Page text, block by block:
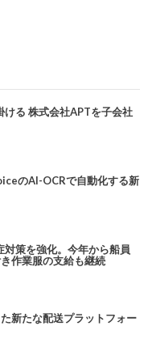
る 株式会社APTを子会社
のAI-OCRで自動化する新
策を強化。今年から船員
作業服の支給も継続
新たな配送プラットフォー